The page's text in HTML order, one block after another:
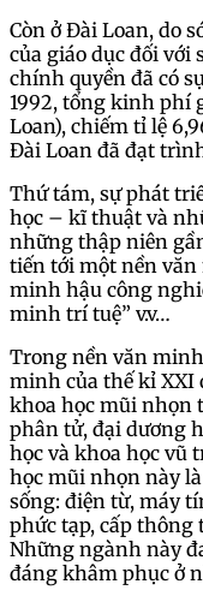
Còn ở Đài Loan, do
của giáo dục đối
chính quyền đã có
1992, tổng kinh phí
Loan), chiếm tỉ lệ
Đài Loan đã đạt
Thứ tám, sự phát
học – kĩ thuật và
những thập niên
tiến tới một nền
minh hậu công
minh trí tuệ” v.v…
Trong nền văn
minh của thế kỉ XXI
khoa học mũi nhọn
phân tử, đại dương
học và khoa học vũ
học mũi nhọn này
sống: điện từ, máy
phức tạp, cấp thông
Những ngành này
đáng khâm phục ở